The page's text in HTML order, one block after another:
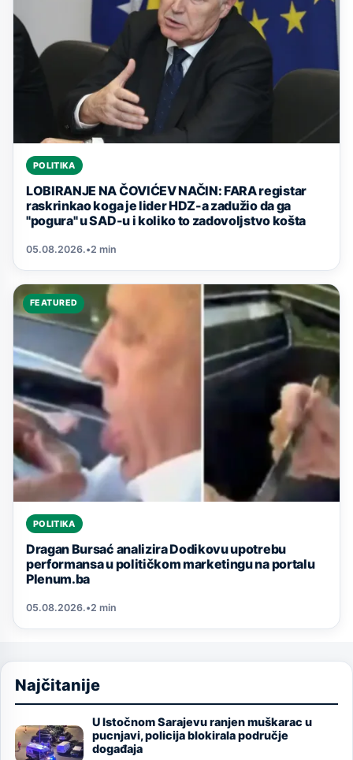
POLITIKA
LOBIRANJE NA ČOVIĆEV NAČIN: FARA registar
raskrinkao koga je lider HDZ-a zadužio da ga
"pogura" u SAD-u i koliko to zadovoljstvo košta
05.08.2026.•2 min
FEATURED
POLITIKA
Dragan Bursać analizira Dodikovu upotrebu
performansa u političkom marketingu na portalu
Plenum.ba
05.08.2026.•2 min
Najčitanije
Image
U Istočnom Sarajevu ranjen muškarac u
pucnjavi, policija blokirala područje
događaja